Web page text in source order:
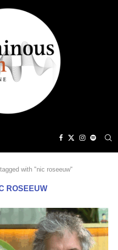
with "nic roseeuw"
ROSEEUW